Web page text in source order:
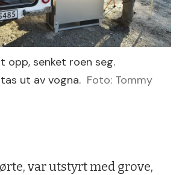
opp, senket roen seg.
ut av vogna. Foto: Tommy
var utstyrt med grove,